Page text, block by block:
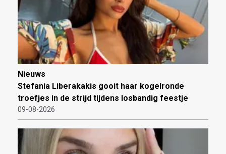
Nieuws
Stefania Liberakakis gooit haar kogelronde
troefjes in de strijd tijdens losbandig feestje
09-08-2026